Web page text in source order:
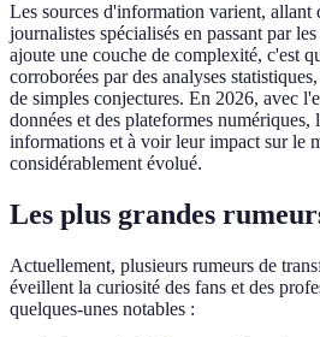
Les sources d'information varient,
journalistes spécialisés en passant par
ajoute une couche de complexité, c'est
corroborées par des analyses
de simples conjectures. En 2026, avec
données et des plateformes numériques,
informations et à voir leur impact sur le
considérablement évolué.
Les plus grandes
Actuellement, plusieurs rumeurs de
éveillent la curiosité des fans et des
quelques-unes notables :